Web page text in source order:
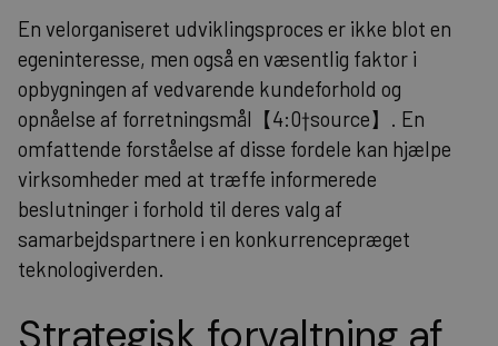
En velorganiseret udviklingsproces er ikke blot en
egeninteresse, men også en væsentlig faktor i
opbygningen af vedvarende kundeforhold og
opnåelse af forretningsmål【4:0†source】. En
omfattende forståelse af disse fordele kan hjælpe
virksomheder med at træffe informerede
beslutninger i forhold til deres valg af
samarbejdspartnere i en konkurrencepræget
teknologiverden.
Strategisk forvaltning af